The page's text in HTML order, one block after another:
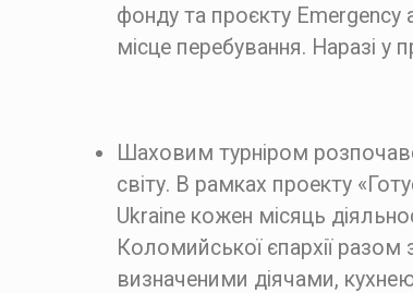
фонду та проєкту Emergency
місце перебування. Наразі у
Шаховим турніром
світу. В рамках проекту
Ukraine кожен місяць
Коломийської єпархії
визначеними діячами,